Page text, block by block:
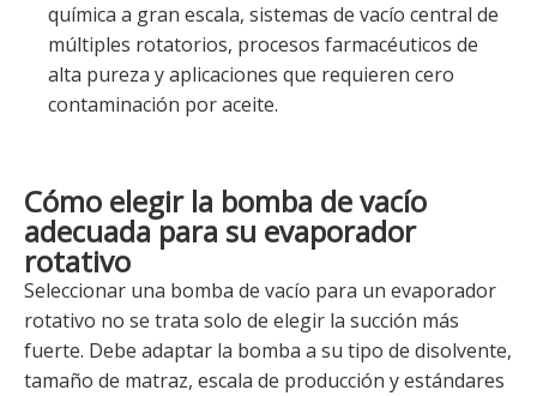
química a gran escala, sistemas de vacío central de
múltiples rotatorios, procesos farmacéuticos de
alta pureza y aplicaciones que requieren cero
contaminación por aceite.
Cómo elegir la bomba de vacío
adecuada para su evaporador
rotativo
Seleccionar una bomba de vacío para un evaporador
rotativo no se trata solo de elegir la succión más
fuerte. Debe adaptar la bomba a su tipo de disolvente,
tamaño de matraz, escala de producción y estándares